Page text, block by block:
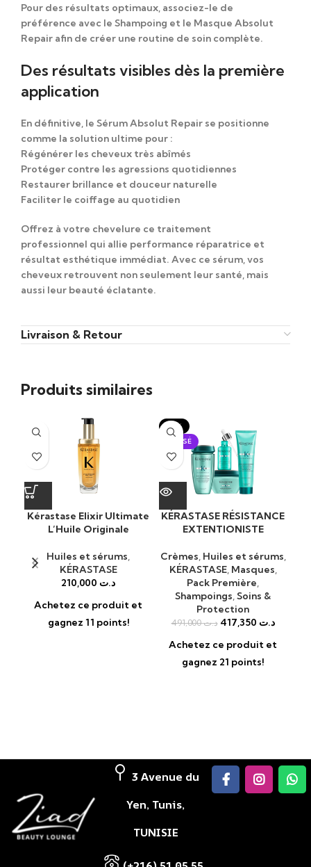
Pour des résultats optimaux , associez-le de
préférence avec le Shampoing et le Masque Absolut
Repair afin de créer une routine de soin complète.
Des résultats visibles dès la première
application
En définitive , le Sérum Absolut Repair se positionne
comme la solution ultime pour :
Régénérer les cheveux très abîmés
Protéger contre les agressions quotidiennes
Restaurer brillance et douceur naturelle
Faciliter le coiffage au quotidien
Offrez à votre chevelure ce traitement
professionnel qui allie performance réparatrice et
résultat esthétique immédiat. Avec ce sérum, vos
cheveux retrouvent non seulement leur santé, mais
aussi leur beauté éclatante.
Livraison & Retour
Produits similaires
Kérastase Elixir Ultimate
L’Huile Originale
Huiles et sérums,
KÉRASTASE
د.ت
Achetez ce produit et
gagnez 11 points!
-15%
ÉPUISÉ
KÉRASTASE RÉSISTANCE
EXTENTIONISTE
Crèmes, Huiles et sérums,
KÉRASTASE, Masques,
Pack Première,
Shampoings,Soins &
Protection
د.ت491,000 د.ت
Achetez ce produit et
gagnez 21 points!
3 Avenue du
Yen, Tunis,
TUNISIE